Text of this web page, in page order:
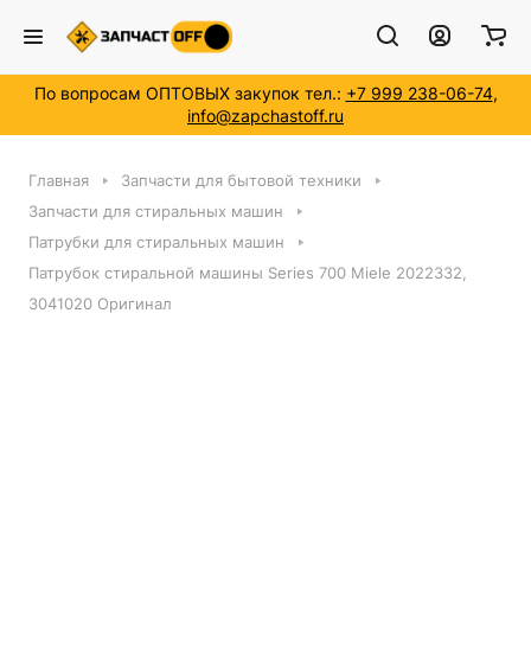
По вопросам ОПТОВЫХ закупок тел.: +7 999 238-06-74,
info@zapchastoff.ru
Главная
Запчасти для бытовой техники
Запчасти для стиральных машин
Патрубки для стиральных машин
Патрубок стиральной машины Series 700 Miele 2022332,
3041020 Оригинал